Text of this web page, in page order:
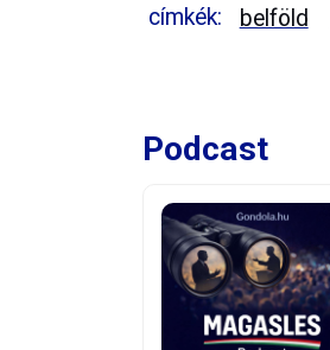
címkék: belföld
Podcast